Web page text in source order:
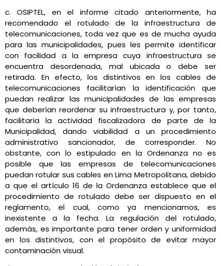
c. OSIPTEL, en el informe citado anteriormente, ha
recomendado el rotulado de la infraestructura de
telecomunicaciones, toda vez que es de mucha ayuda
para las municipalidades, pues les permite identificar
con facilidad a la empresa cuya infraestructura se
encuentra desordenada, mal ubicada o debe ser
retirada. En efecto, los distintivos en los cables de
telecomunicaciones facilitarían la identificación que
puedan realizar las municipalidades de las empresas
que deberían reordenar su infraestructura y, por tanto,
facilitaría la actividad fiscalizadora de parte de la
Municipalidad, dando viabilidad a un procedimiento
administrativo sancionador, de corresponder. No
obstante, con lo estipulado en la Ordenanza no es
posible que las empresas de telecomunicaciones
puedan rotular sus cables en Lima Metropolitana, debido
a que el artículo 16 de la Ordenanza establece que el
procedimiento de rotulado debe ser dispuesto en el
reglamento, el cual, como ya mencionamos, es
inexistente a la fecha. La regulación del rotulado,
además, es importante para tener orden y uniformidad
en los distintivos, con el propósito de evitar mayor
contaminación visual.